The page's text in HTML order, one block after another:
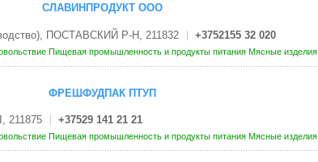
СЛАВИНПРОДУКТ ООО
ПОСТАВСКИЙ Р-Н, 211832 +3752155 32 020
Пищевая промышленность и продукты питания Мясные изделия
ФРЕШФУДПАК ПТУП
211875 +37529 141 21 21
Пищевая промышленность и продукты питания Мясные изделия